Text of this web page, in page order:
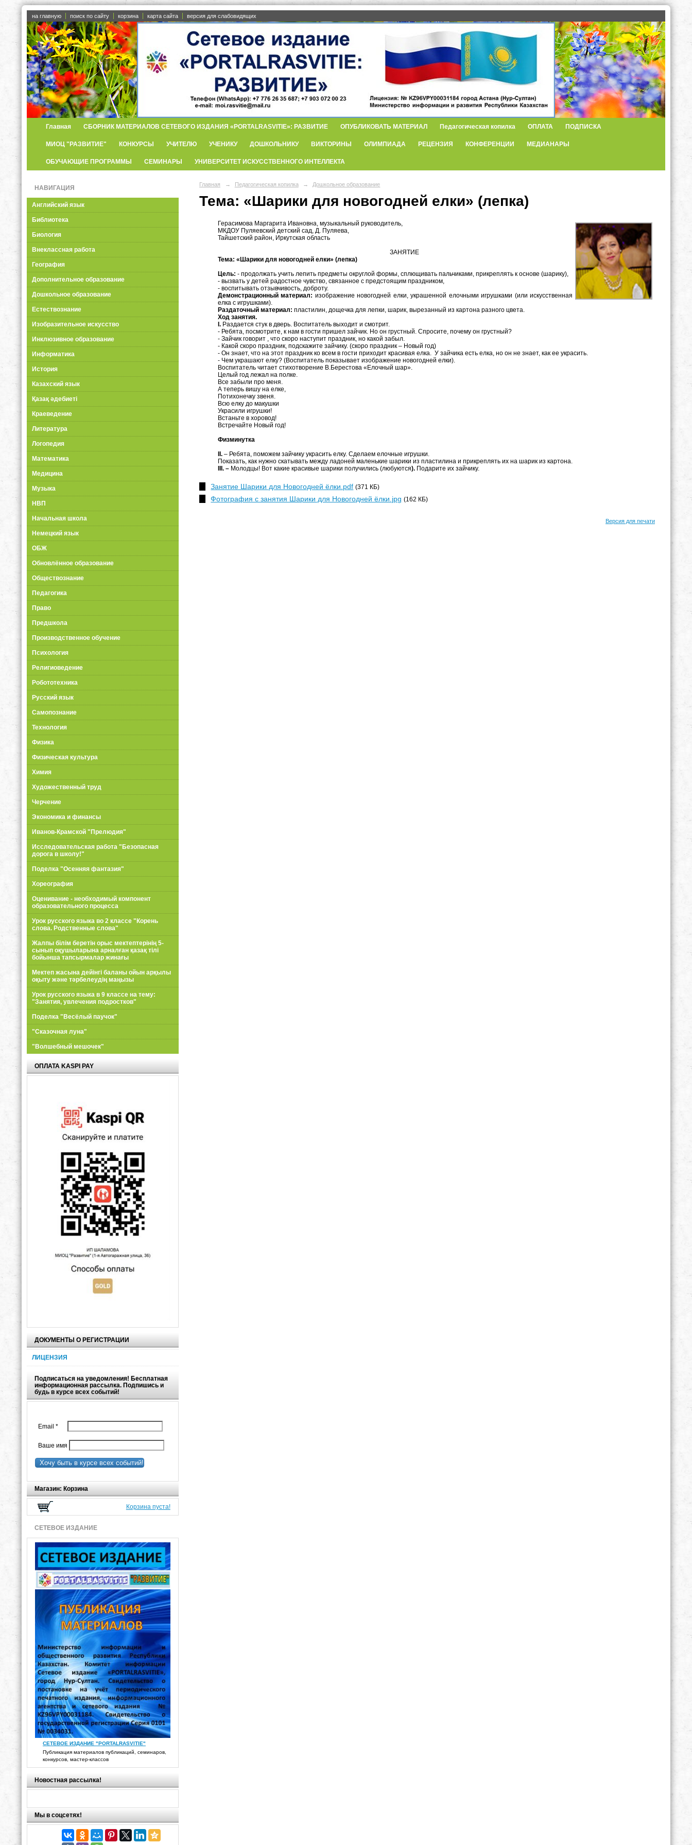
на главную поиск по сайту корзина карта сайта версия для слабовидящих
Главная СБОРНИК МАТЕРИАЛОВ СЕТЕВОГО ИЗДАНИЯ «PORTALRASVITIE»: РАЗВИТИЕ ОПУБЛИКОВАТЬ МАТЕРИАЛ Педагогическая копилка ОПЛАТА ПОДПИСКА
МИОЦ "РАЗВИТИЕ" КОНКУРСЫ УЧИТЕЛЮ УЧЕНИКУ ДОШКОЛЬНИКУ ВИКТОРИНЫ ОЛИМПИАДА РЕЦЕНЗИЯ КОНФЕРЕНЦИИ МЕДИАНАРЫ
ОБУЧАЮЩИЕ ПРОГРАММЫ СЕМИНАРЫ УНИВЕРСИТЕТ ИСКУССТВЕННОГО ИНТЕЛЛЕКТА
НАВИГАЦИЯ
Английский язык
Библиотека
Биология
Внеклассная работа
География
Дополнительное образование
Дошкольное образование
Естествознание
Изобразительное искусство
Инклюзивное образование
Информатика
История
Казахский язык
Қазақ әдебиеті
Краеведение
Литература
Логопедия
Математика
Медицина
Музыка
НВП
Начальная школа
Немецкий язык
ОБЖ
Обновлённое образование
Обществознание
Педагогика
Право
Предшкола
Производственное обучение
Психология
Религиоведение
Робототехника
Русский язык
Самопознание
Технология
Физика
Физическая культура
Химия
Художественный труд
Черчение
Экономика и финансы
Иванов-Крамской "Прелюдия"
Исследовательская работа "Безопасная
дорога в школу!"
Поделка "Осенняя фантазия"
Хореография
Оценивание - необходимый компонент
образовательного процесса
Урок русского языка во 2 классе "Корень
слова. Родственные слова"
Жалпы білім беретін орыс мектептерінің 5-
сынып оқушыларына арналған қазақ тілі
бойынша тапсырмалар жинағы
Мектеп жасына дейінгі баланы ойын арқылы
оқыту және тәрбелеудің маңызы
Урок русского языка в 9 классе на тему:
"Занятия, увлечения подростков"
Поделка "Весёлый паучок"
"Сказочная луна"
"Волшебный мешочек"
ОПЛАТА KASPI PAY
ДОКУМЕНТЫ О РЕГИСТРАЦИИ
ЛИЦЕНЗИЯ
Подписаться на уведомления! Бесплатная
информационная рассылка. Подпишись и
будь в курсе всех событий!
Email *
Ваше имя
Хочу быть в курсе всех событий!
Магазин: Корзина
Корзина пуста!
СЕТЕВОЕ ИЗДАНИЕ
СЕТЕВОЕ ИЗДАНИЕ "PORTALRASVITIE"
Публикация материалов публикаций, семинаров,
конкурсов, мастер-классов
Новостная рассылка!
Мы в соцсетях!
Главная → Педагогическая копилка → Дошкольное образование
Тема: «Шарики для новогодней елки» (лепка)
Герасимова Маргарита Ивановна, музыкальный руководитель,
МКДОУ Пуляевский детский сад, Д. Пуляева,
Тайшетский район, Иркутская область
ЗАНЯТИЕ
Тема: «Шарики для новогодней елки» (лепка)
Цель: - продолжать учить лепить предметы округлой формы, сплющивать пальчиками, прикреплять к основе (шарику),
- вызвать у детей радостное чувство, связанное с предстоящим праздником,
- воспитывать отзывчивость, доброту.
Демонстрационный материал: изображение новогодней елки, украшенной елочными игрушками (или искусственная
елка с игрушками).
Раздаточный материал: пластилин, дощечка для лепки, шарик, вырезанный из картона разного цвета.
Ход занятия.
I.Раздается стук в дверь. Воспитатель выходит и смотрит.
- Ребята, посмотрите, к нам в гости пришел зайчик. Но он грустный. Спросите, почему он грустный?
- Зайчик говорит , что скоро наступит праздник, но какой забыл.
- Какой скоро праздник, подскажите зайчику. (скоро праздник – Новый год)
- Он знает, что на этот праздник ко всем в гости приходит красивая елка. У зайчика есть елка, но он не знает, как ее украсить.
- Чем украшают елку? (Воспитатель показывает изображение новогодней елки).
Воспитатель читает стихотворение В.Берестова «Елочный шар».
Целый год лежал на полке.
Все забыли про меня.
А теперь вишу на елке,
Потихонечку звеня.
Всю елку до макушки
Украсили игрушки!
Встаньте в хоровод!
Встречайте Новый год!
Физминутка
II.– Ребята, поможем зайчику украсить елку. Сделаем елочные игрушки.
Показать, как нужно скатывать между ладоней маленькие шарики из пластилина и прикреплять их на шарик из картона.
III. – Молодцы! Вот какие красивые шарики получились (любуются). Подарите их зайчику.
Занятие Шарики для Новогодней ёлки.pdf (371 КБ)
Фотография с занятия Шарики для Новогодней ёлки.jpg (162 КБ)
Версия для печати